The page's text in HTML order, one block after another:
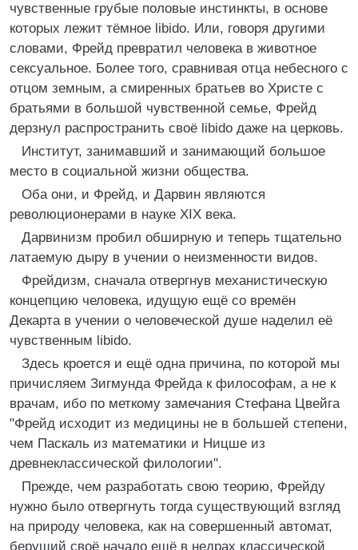
чувственные грубые половые инстинкты, в основе
которых лежит тёмное libido. Или, говоря другими
словами, Фрейд превратил человека в животное
сексуальное. Более того, сравнивая отца небесного с
отцом земным, а смиренных братьев во Христе с
братьями в большой чувственной семье, Фрейд
дерзнул распространить своё libido даже на церковь.
Институт, занимавший и занимающий большое
место в социальной жизни общества.
Оба они, и Фрейд, и Дарвин являются
революционерами в науке XIX века.
Дарвинизм пробил обширную и теперь тщательно
латаемую дыру в учении о неизменности видов.
Фрейдизм, сначала отвергнув механистическую
концепцию человека, идущую ещё со времён
Декарта в учении о человеческой душе наделил её
чувственным libido.
Здесь кроется и ещё одна причина, по которой мы
причисляем Зигмунда Фрейда к философам, а не к
врачам, ибо по меткому замечания Стефана Цвейга
"Фрейд исходит из медицины не в большей степени,
чем Паскаль из математики и Ницше из
древнеклассической филологии".
Прежде, чем разработать свою теорию, Фрейду
нужно было отвергнуть тогда существующий взгляд
на природу человека, как на совершенный автомат,
берущий своё начало ещё в недрах классической